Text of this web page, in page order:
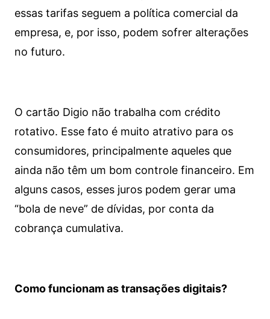
essas tarifas seguem a política comercial da
empresa, e, por isso, podem sofrer alterações
no futuro.
O cartão Digio não trabalha com crédito
rotativo. Esse fato é muito atrativo para os
consumidores, principalmente aqueles que
ainda não têm um bom controle financeiro. Em
alguns casos, esses juros podem gerar uma
“bola de neve” de dívidas, por conta da
cobrança cumulativa.
Como funcionam as transações digitais?